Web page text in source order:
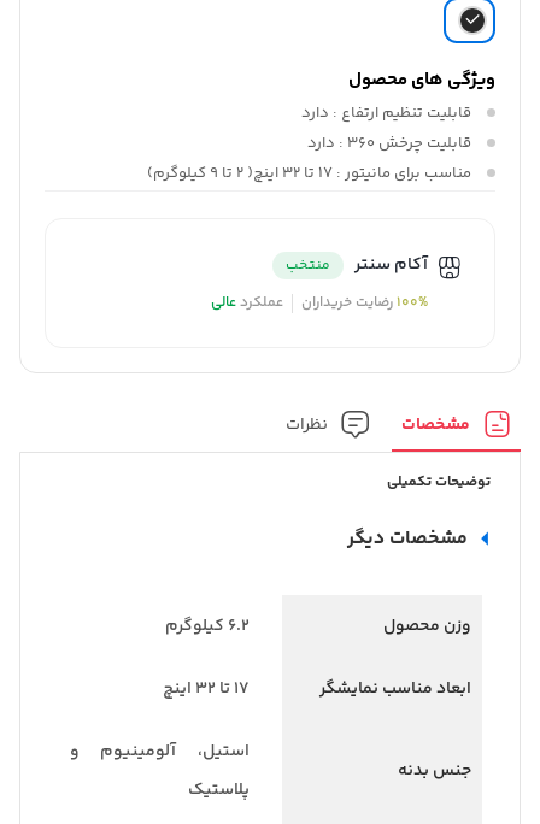
ویژگی های محصول
قابلیت تنظیم ارتفاع : دارد
قابلیت چرخش ۳۶۰ :
دارد
مناسب برای مانیتور : ۱۷ تا ۳2 اینچ( ۲ تا 9 کیلوگرم)
آکام سنتر
منتخب
100%رضایت خریداران عملکردعالی
مشخصات نظرات
توضیحات تکمیلی
مشخصات دیگر
وزن محصول ۶.۲ کیلوگرم
ابعاد مناسب نمایشگر ۱۷ تا ۳۲ اینچ
جنس بدنه
استیل، آلومینیوم و
پلاستیک